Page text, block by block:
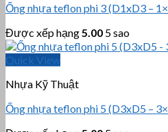
Ống nhựa teflon phi 3 (D1xD3 –
Được xếp hạng 5.00 5 sao
Quick View
Nhựa Kỹ Thuật
Ống nhựa teflon phi 5 (D3xD5 –